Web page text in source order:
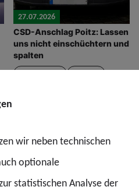
27.07.2026
CSD-Anschlag Poitz: Lassen
uns nicht einschüchtern und
spalten
Terrorismus
Vielfalt
wir neben technischen
optionale
statistischen Analyse der